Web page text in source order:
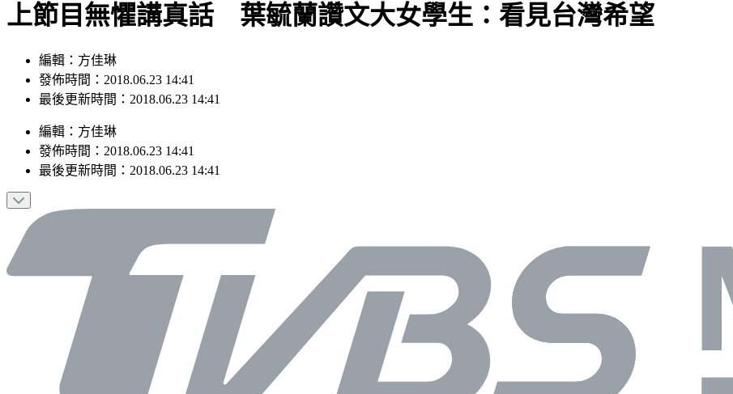
上節目無懼講真話 葉毓蘭讚文大女學生：看見台灣希望
編輯：方佳琳
發佈時間：2018.06.23 14:41
最後更新時間：2018.06.23 14:41
編輯 ： 方佳琳
發佈時間： 2018.06.23 14:41
最後更新時間： 2018.06.23 14:41